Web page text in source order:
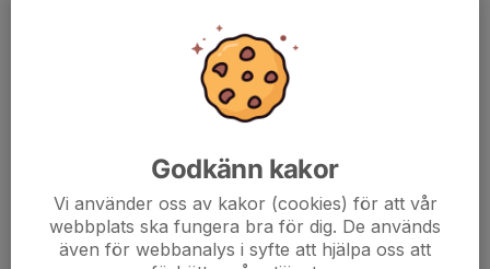
Godkänn kakor
Vi använder oss av kakor (cookies) för att vår
webbplats ska fungera bra för dig. De används
även för webbanalys i syfte att hjälpa oss att